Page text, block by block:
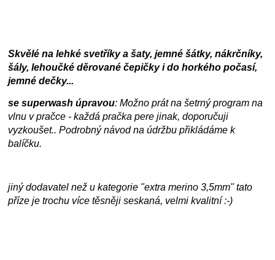
Skvělé na lehké svetříky a šaty, jemné šátky, nákrčníky,
šály, lehoučké děrované čepičky i do horkého počasí,
jemné dečky...
se superwash úpravou: Možno prát na šetrný program na
vlnu v pračce - každá pračka pere jinak, doporučuji
vyzkoušet.. Podrobný návod na údržbu přikládáme k
balíčku.
jiný dodavatel než u kategorie "extra merino 3,5mm" tato
příze je trochu více těsněji seskaná, velmi kvalitní :-)